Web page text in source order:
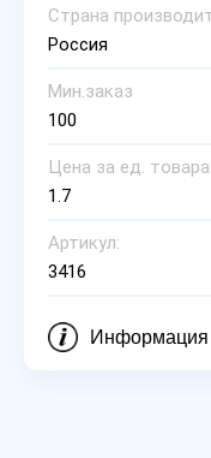
Страна
Россия
Мин.заказ
100
Цена за ед. товара:
1.7
Артикул:
3416
Информация